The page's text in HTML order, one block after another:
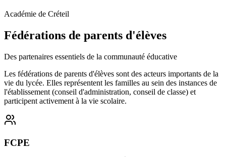
Académie de Créteil
Fédérations de parents d'élèves
Des partenaires essentiels de la communauté éducative
Les fédérations de parents d'élèves sont des acteurs importants de la
vie du lycée. Elles représentent les familles au sein des instances de
l'établissement (conseil d'administration, conseil de classe) et
participent activement à la vie scolaire.
FCPE